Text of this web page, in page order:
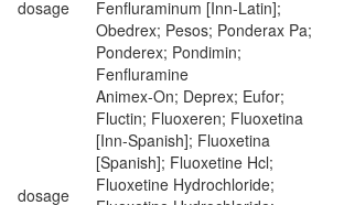
dosage
Fenfluraminum [Inn-Latin];
Obedrex; Pesos; Ponderax Pa;
Ponderex; Pondimin;
Fenfluramine
dosage
Animex-On; Deprex; Eufor;
Fluctin; Fluoxeren; Fluoxetina
[Inn-Spanish]; Fluoxetina
[Spanish]; Fluoxetine Hcl;
Fluoxetine Hydrochloride;